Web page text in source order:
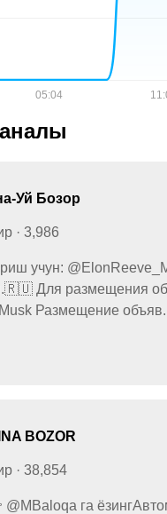
Уй Бозор
· 3,986
учун:
Для размещения
Размещение
BOZOR
· 38,854
га